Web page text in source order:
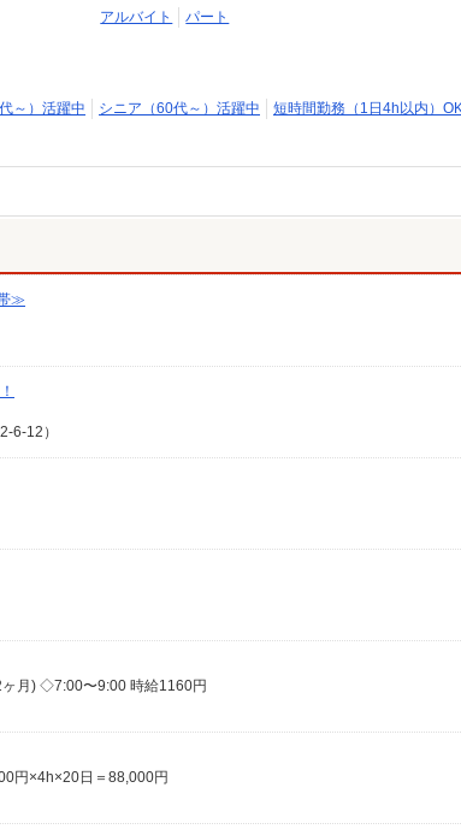
アルバイト
パート
～）活躍中 シニア（60代～）活躍中
短時間勤務（1日4h以内）
≫
6-12）
月) ◇7:00〜9:00 時給1160円
円×4h×20日＝88,000円